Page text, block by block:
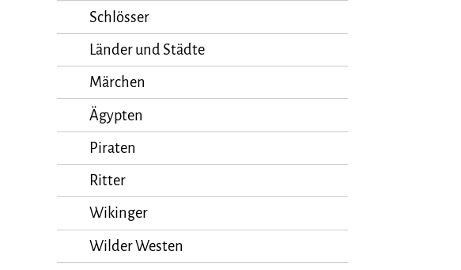
Schlösser
Länder und Städte
Märchen
Ägypten
Piraten
Ritter
Wikinger
Wilder Westen